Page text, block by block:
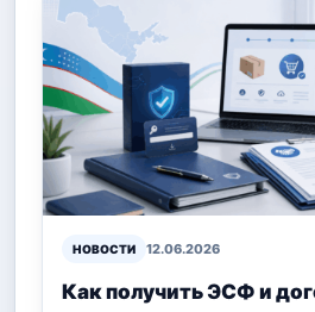
НОВОСТИ 12.06.2026
Как получить ЭСФ и